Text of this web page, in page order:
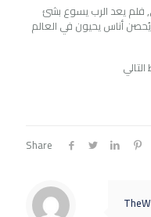
فلم يعد الرب يسوع بشئ
أناس يحيون في العالم
Share